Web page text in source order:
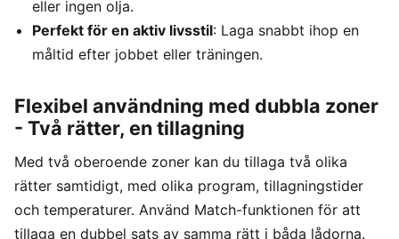
eller ingen olja.
Perfekt för en aktiv livsstil: Laga snabbt ihop en
måltid efter jobbet eller träningen.
Flexibel användning med dubbla zoner
- Två rätter, en tillagning
Med två oberoende zoner kan du tillaga två olika
rätter samtidigt, med olika program, tillagningstider
och temperaturer. Använd Match-funktionen för att
tillaga en dubbel sats av samma rätt i båda lådorna.